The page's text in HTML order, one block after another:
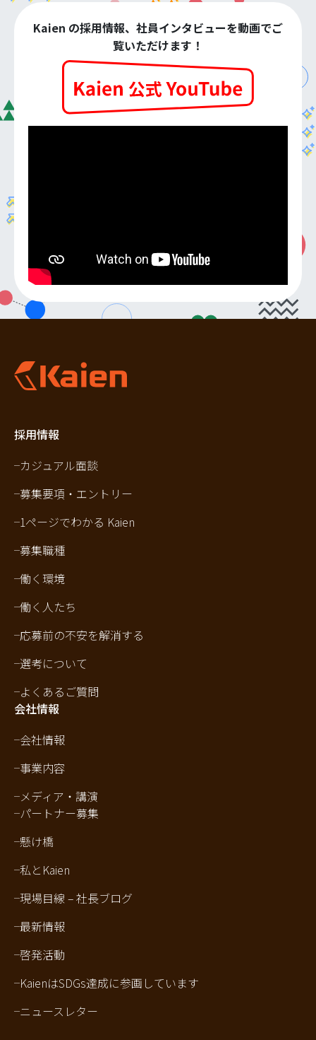
Kaien の採用情報、社員インタビューを動画でご
覧いただけます！
採用情報
カジュアル面談
募集要項・エントリー
1ページでわかる Kaien
募集職種
働く環境
働く人たち
応募前の不安を解消する
選考について
よくあるご質問
会社情報
会社情報
事業内容
メディア・講演
パートナー募集
懸け橋
私とKaien
現場目線 – 社長ブログ
最新情報
啓発活動
KaienはSDGs達成に参画しています
ニュースレター